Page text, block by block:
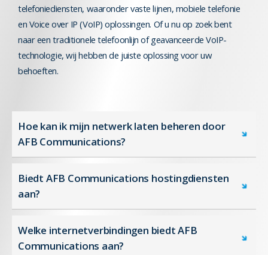
telefoniediensten, waaronder vaste lijnen, mobiele telefonie
en Voice over IP (VoIP) oplossingen. Of u nu op zoek bent
naar een traditionele telefoonlijn of geavanceerde VoIP-
technologie, wij hebben de juiste oplossing voor uw
behoeften.
Hoe kan ik mijn netwerk laten beheren door
AFB Communications?
Biedt AFB Communications hostingdiensten
aan?
Welke internetverbindingen biedt AFB
Communications aan?